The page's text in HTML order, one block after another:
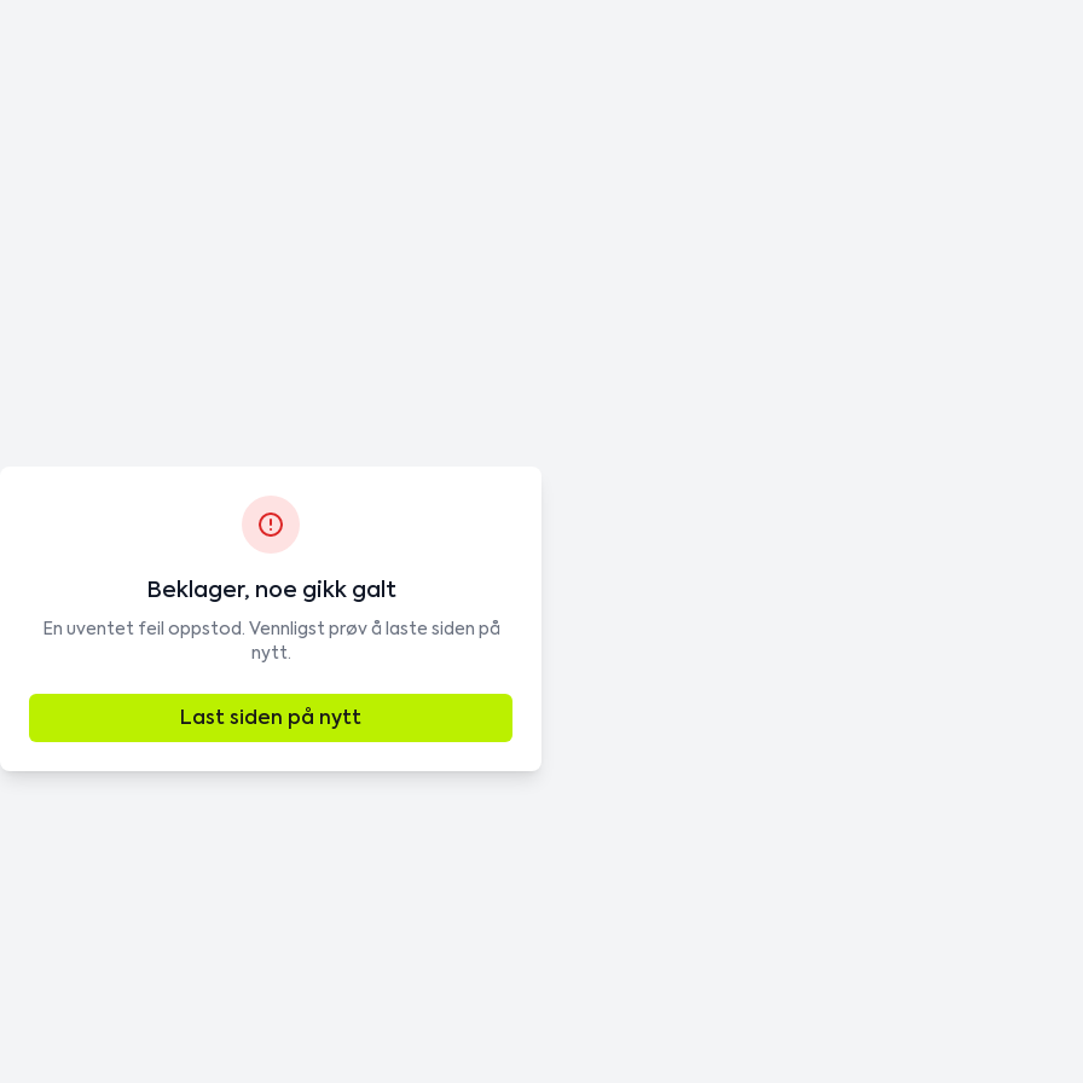
Beklager, noe gikk galt
En uventet feil oppstod. Vennligst prøv å laste siden på
nytt.
Last siden på nytt